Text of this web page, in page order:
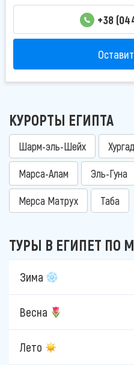
+38
КУРОРТЫ ЕГИПТА
Шарм-эль-Шейх
Марса-Алам Эль-Гуна
Мерса Матрух Таба
ТУРЫ В ЕГИПЕТ ПО
Зима
Весна
Лето